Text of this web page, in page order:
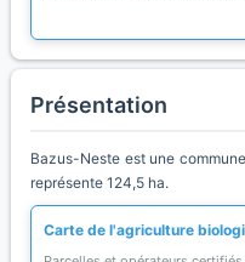
Présentation
Bazus-Neste est une
représente 124,5 ha.
Carte de l'agriculture